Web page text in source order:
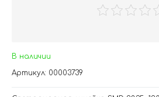
В наличии
Артикул: 00003739